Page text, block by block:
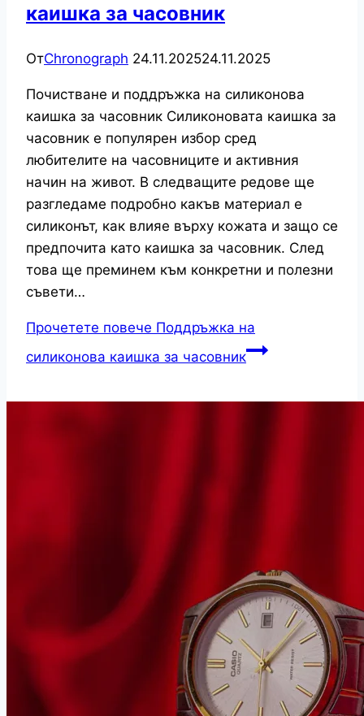
каишка за часовник
ОтChronograph 24.11.202524.11.2025
Почистване и поддръжка на силиконова
каишка за часовник Силиконовата каишка за
часовник е популярен избор сред
любителите на часовниците и активния
начин на живот. В следващите редове ще
разгледаме подробно какъв материал е
силиконът, как влияе върху кожата и защо се
предпочита като каишка за часовник. След
това ще преминем към конкретни и полезни
съвети…
Прочетете повече Поддръжка на
силиконова каишка за часовник